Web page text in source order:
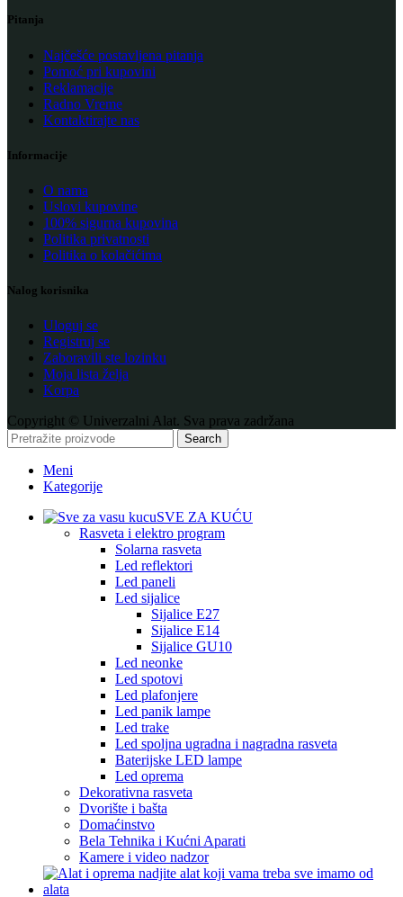
Pitanja
Najčešće postavljena pitanja
Pomoć pri kupovini
Reklamacije
Radno Vreme
Kontaktirajte nas
Informacije
O nama
Uslovi kupovine
100% sigurna kupovina
Politika privatnosti
Politika o kolačićima
Nalog korisnika
Uloguj se
Registruj se
Zaboravili ste lozinku
Moja lista želja
Korpa
Copyright © Univerzalni Alat. Sva prava zadržana
Search
Meni
Kategorije
SVE ZA KUĆU
Rasveta i elektro program
Solarna rasveta
Led reflektori
Led paneli
Led sijalice
Sijalice E27
Sijalice E14
Sijalice GU10
Led neonke
Led spotovi
Led plafonjere
Led panik lampe
Led trake
Led spoljna ugradna i nagradna rasveta
Baterijske LED lampe
Led oprema
Dekorativna rasveta
Dvorište i bašta
Domaćinstvo
Bela Tehnika i Kućni Aparati
Kamere i video nadzor